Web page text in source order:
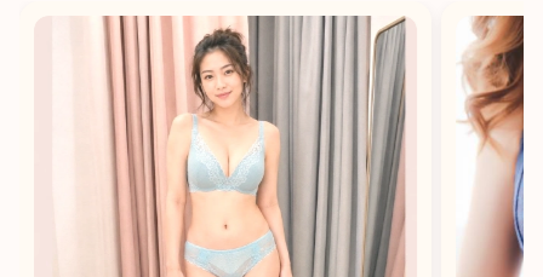
港澳中文
English